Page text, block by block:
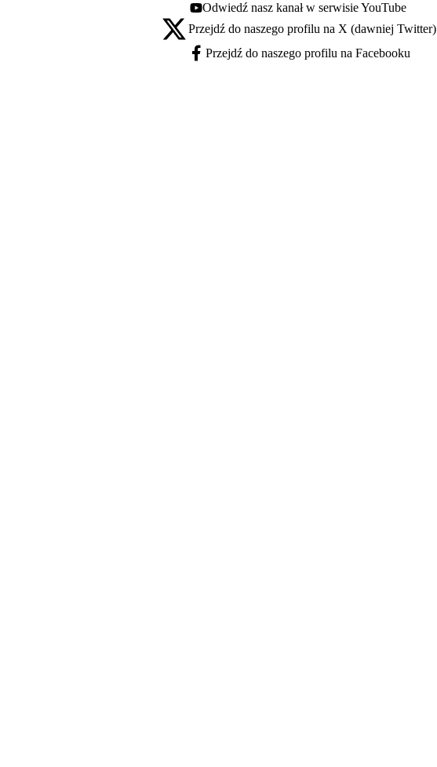
Youtube - otwiera się w nowej karcie
Odwiedź nasz kanał w serwisie YouTube
X - otwiera się w nowej karcie
Przejdź do naszego profilu na X (dawniej Twitter)
Facebook - otwiera się w nowej karcie
Przejdź do naszego profilu na Facebooku